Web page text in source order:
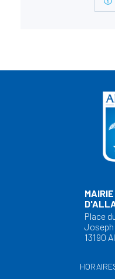
MAIRIE
Place
Joseph
13190